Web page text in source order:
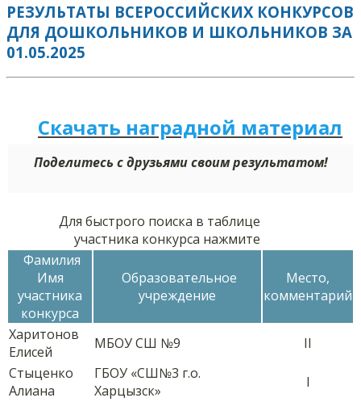
РЕЗУЛЬТАТЫ ВСЕРОССИЙСКИХ КОНКУРСОВ
ДЛЯ ДОШКОЛЬНИКОВ И ШКОЛЬНИКОВ ЗА
01.05.2025
Скачать наградной материал
Поделитесь с друзьями своим результатом!
Для быстрого поиска в таблице
участника конкурса нажмите
Фамилия
Имя
участника
конкурса
Образовательное
учреждение
Место,
комментарий
Харитонов
Елисей
МБОУ СШ №9
II
Стыценко
Алиана
ГБОУ «СШ№3 г.о.
Харцызск»
I